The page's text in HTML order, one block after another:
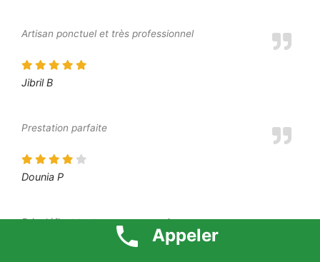
Artisan ponctuel et très professionnel
Jibril B
Prestation parfaite
Dounia P
Prix défiant toute concurrence 1 euro
Appeler